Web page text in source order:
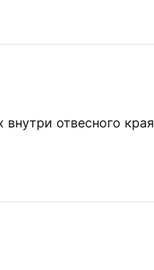
отвесного края